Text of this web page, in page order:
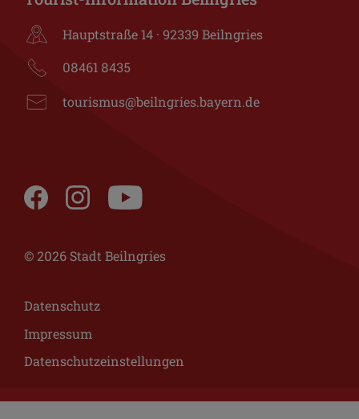
Hauptstraße 14 · 92339 Beilngries
08461 8435
tourismus@beilngries.bayern.de
© 2026 Stadt Beilngries
Datenschutz
Impressum
Datenschutzeinstellungen